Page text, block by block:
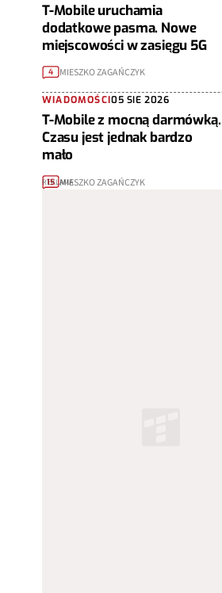
T-Mobile uruchamia
dodatkowe pasma. Nowe
miejscowości w zasięgu 5G
4 MIESZKO ZAGAŃCZYK
WIADOMOŚCI05 SIE 2026
T-Mobile z mocną darmówką.
Czasu jest jednak bardzo
mało
15 MIESZKO ZAGAŃCZYK